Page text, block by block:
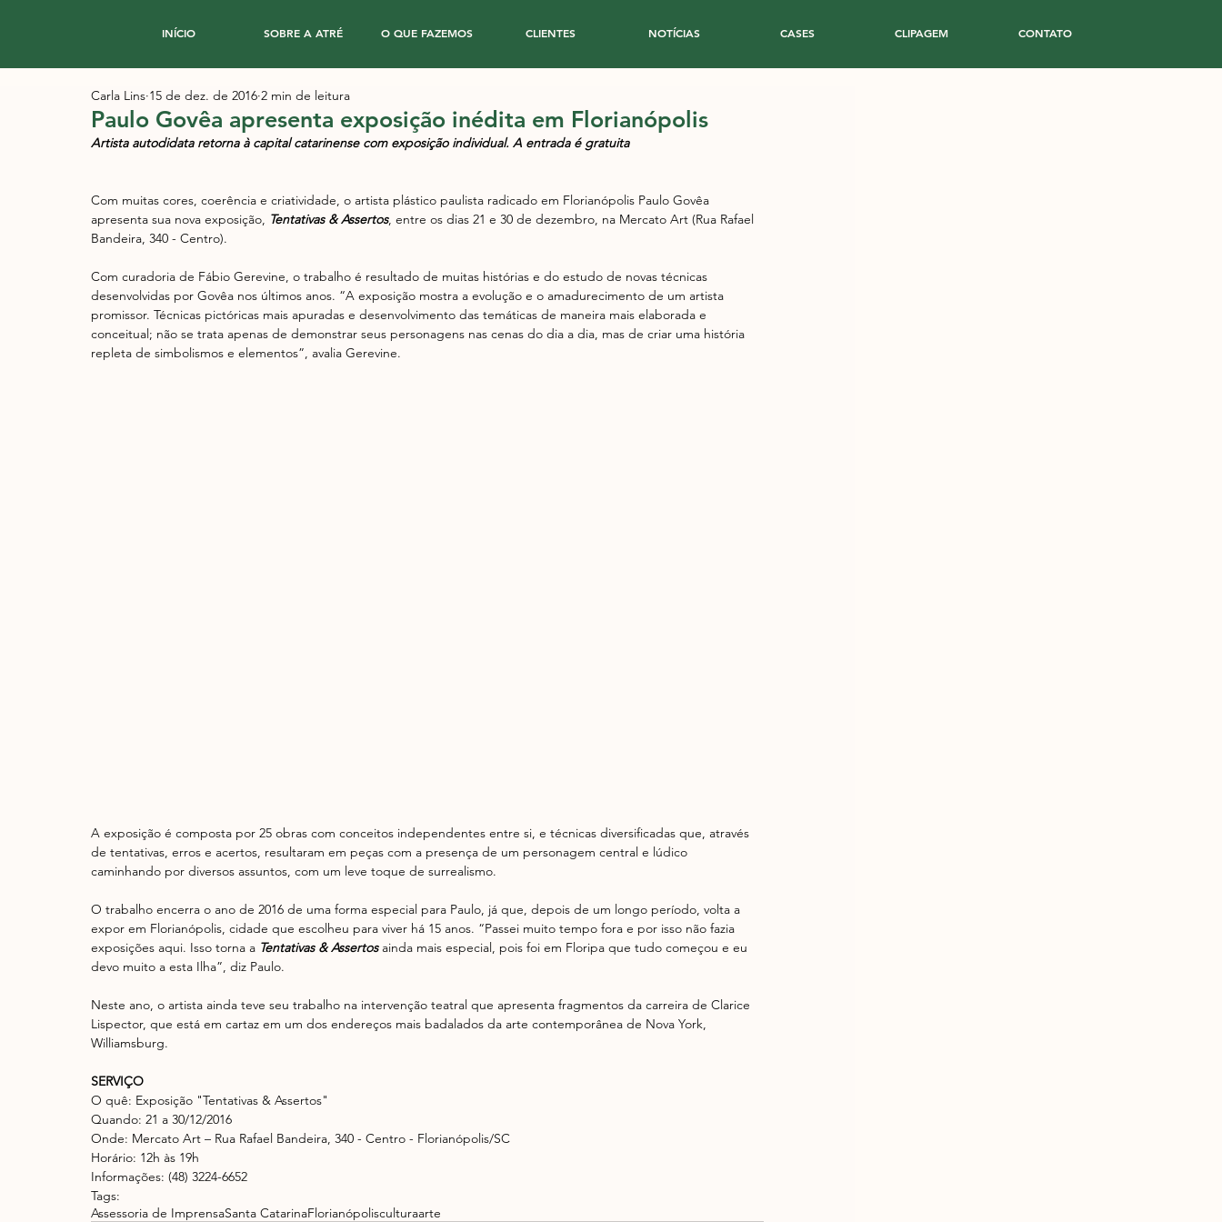
INÍCIO SOBRE A ATRÉ O QUE FAZEMOS CLIENTES NOTÍCIAS CASES CLIPAGEM CONTATO
Paulo Govêa apresenta exposição inédita em Florianópolis
Carla Lins 15 de dez. de 2016 2 min de leitura
Artista autodidata retorna à capital catarinense com exposição individual. A entrada é gratuita
Com muitas cores, coerência e criatividade​, o artista plástico paulista radicado em Florianópolis Paulo Govêa
apresenta sua nova exposição, Tentativas & Assertos, entre os dias 21 e 30 de dezembro, na Mercato Art (Rua Rafael
Bandeira, 340 - Centro).
Com curadoria de Fábio Gerevine, o trabalho é resultado de ​muitas histórias e do estudo de novas técnicas
desenvolvidas por Govêa nos últimos anos. “A exposição mostra a evolução e o amadurecimento de um artista
promissor. Técnicas pictóricas mais apuradas e desenvolvimento das temáticas de maneira mais elaborada e
conceitual; não se trata apenas de demonstrar seus personagens nas cenas do dia a dia, mas de criar uma história
repleta de simbolismos e elementos”, avalia Gerevine.
A exposição é composta por 25 obras com conceitos independentes entre si, e técnicas diversificadas que, através
de tentativas, erros e acertos, resultaram em peças com a presença de um personagem central e lúdico
caminhando por diversos assuntos, com um leve toque de surrealismo.
O trabalho encerra o ano de 2016 de uma forma especial para Paulo, já que, depois de um longo período, volta a
expor em Florianópolis, cidade que escolheu para viver há 15 anos. “Passei muito tempo fora e por isso não fazia
exposições aqui. Isso torna a Tentativas & Assertos ainda mais especial, pois foi em Floripa que tudo começou e eu
devo muito a esta Ilha”, diz Paulo.
Neste ano, o artista ainda teve seu trabalho na intervenção teatral que apresenta fragmentos da carreira de Clarice
Lispector, que está em cartaz em um dos endereços mais badalados ​da arte contemporânea ​de Nova York,
Williamsburg​.
SERVIÇO
O quê: Exposição ​"Tentativas & Assertos"
Quando: 21 a 30/12/2016
Onde: Mercato Art – Rua Rafael Bandeira, 340 - Centro - Florianópolis/SC
Horário: 12h às 19h
Informações: (48) 3224-6652
Tags:
Assessoria de ImprensaSanta CatarinaFlorianópolisculturaarte